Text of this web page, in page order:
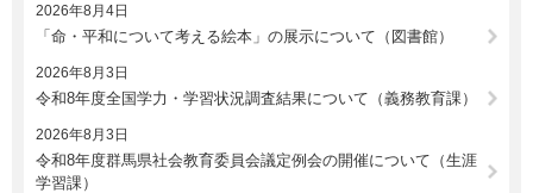
2026年8月4日
「命・平和について考える絵本」の展示について（図書館）
2026年8月3日
令和8年度全国学力・学習状況調査結果について（義務教育課）
2026年8月3日
令和8年度群馬県社会教育委員会議定例会の開催について（生涯
学習課）